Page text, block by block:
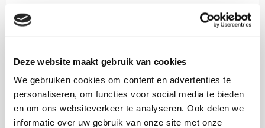
Deze website maakt gebruik van cookies
We gebruiken cookies om content en advertenties te
personaliseren, om functies voor social media te bieden
en om ons websiteverkeer te analyseren. Ook delen we
informatie over uw gebruik van onze site met onze
ISBN 978-90-5830-977-8
43 pagina's
Download via KIS